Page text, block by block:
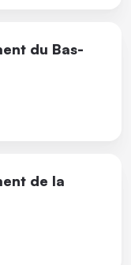
du Bas-
de la